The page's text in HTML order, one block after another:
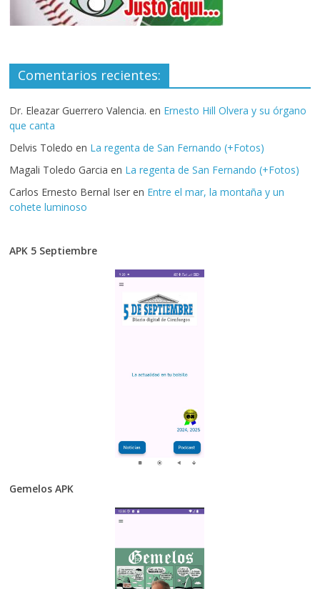
Comentarios recientes:
Dr. Eleazar Guerrero Valencia. en Ernesto Hill Olvera y su órgano
que canta
Delvis Toledo en La regenta de San Fernando (+Fotos)
Magali Toledo Garcia en La regenta de San Fernando (+Fotos)
Carlos Ernesto Bernal Iser en Entre el mar, la montaña y un
cohete luminoso
APK 5 Septiembre
Gemelos APK